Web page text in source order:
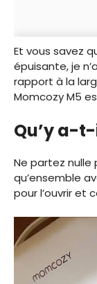
Et vous savez
épuisante, je
rapport à la
Momcozy M5
Qu’y a-
Ne partez
qu’ensemble
pour l’ouvrir et